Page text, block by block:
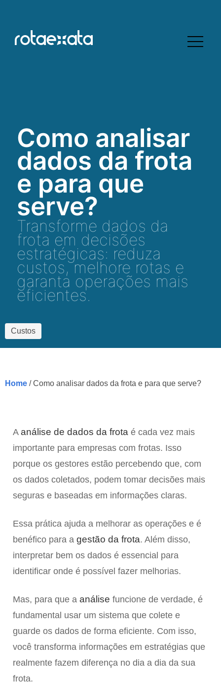
Como analisar
dados da frota
e para que
serve?
Transforme dados da
frota em decisões
estratégicas: reduza
custos, melhore rotas e
garanta operações mais
eficientes.
Custos
Home / Como analisar dados da frota e para que serve?
A análise de dados da frota é cada vez mais
importante para empresas com frotas. Isso
porque os gestores estão percebendo que, com
os dados coletados, podem tomar decisões mais
seguras e baseadas em informações claras.
Essa prática ajuda a melhorar as operações e é
benéfico para a gestão da frota. Além disso,
interpretar bem os dados é essencial para
identificar onde é possível fazer melhorias.
Mas, para que a análise funcione de verdade, é
fundamental usar um sistema que colete e
guarde os dados de forma eficiente. Com isso,
você transforma informações em estratégias que
realmente fazem diferença no dia a dia da sua
frota.